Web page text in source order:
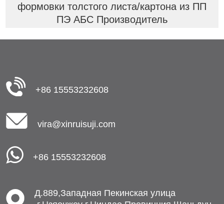
формовки толстого листа/картона из ПП
ПЭ АБС Производитель
+86 15553232608
vira@xinruisuji.com
+86 15553232608
Д.889,Западная Пекинская улица